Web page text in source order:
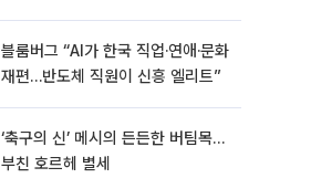
블룸버그 “AI가 한국 직업·연애·문화
재편…반도체 직원이 신흥 엘리트”
‘축구의 신’ 메시의 든든한 버팀목…
부친 호르헤 별세